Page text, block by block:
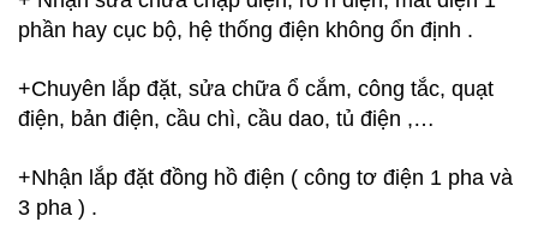
phần hay cục bộ, hệ thống điện không ổn định .
+Chuyên lắp đặt, sửa chữa ổ cắm, công tắc, quạt
điện, bản điện, cầu chì, cầu dao, tủ điện ,…
+Nhận lắp đặt đồng hồ điện ( công tơ điện 1 pha và
3 pha ) .